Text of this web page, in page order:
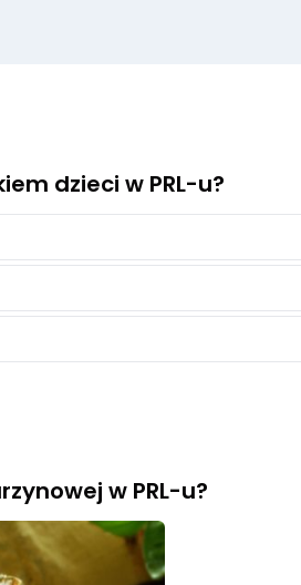
dzieci w PRL-u?
w PRL-u?